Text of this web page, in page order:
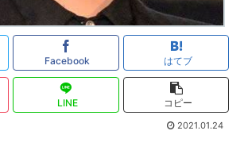
Facebook はてブ
LINE コピー
2021.01.24